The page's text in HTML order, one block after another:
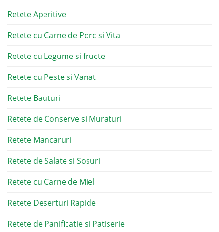
Retete Aperitive
Retete cu Carne de Porc si Vita
Retete cu Legume si fructe
Retete cu Peste si Vanat
Retete Bauturi
Retete de Conserve si Muraturi
Retete Mancaruri
Retete de Salate si Sosuri
Retete cu Carne de Miel
Retete Deserturi Rapide
Retete de Panificatie si Patiserie